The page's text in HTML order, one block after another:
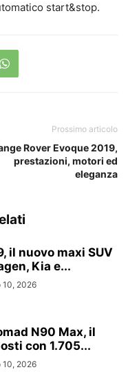
start&stop.
Prossimo articolo
Rover Evoque 2019,
prestazioni, motori ed
eleganza
il nuovo maxi SUV
Kia e...
10, 2026
N90 Max, il
con 1.705...
10, 2026